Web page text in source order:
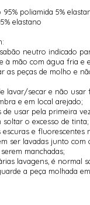
95% poliamida 5%
elastano
neutro indicado
à mão com água fria e
as peças de molho e
lavar/secar e não usar
e em local arejado;
de usar pela primeira
o excesso de tinta;
e fluorescentes
ser lavadas junto com
manchadas;
lavagens, é normal
a peça molhada